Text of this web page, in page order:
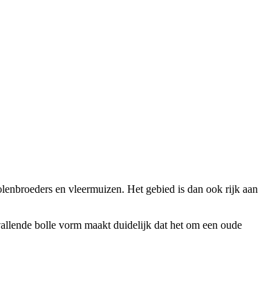
en vleermuizen. Het gebied is dan ook rijk aan
bolle vorm maakt duidelijk dat het om een oude